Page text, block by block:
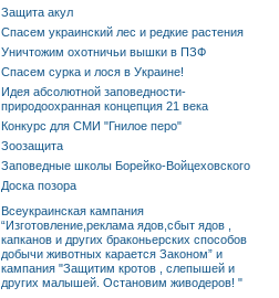
Защита акул
Спасем украинский лес и редкие растения
Уничтожим охотничьи вышки в ПЗФ
Спасем сурка и лося в Украине!
Идея абсолютной заповедности-
природоохранная концепция 21 века
Конкурс для СМИ "Гнилое перо"
Зоозащита
Заповедные школы Борейко-Войцеховского
Доска позора
Всеукраинская кампания
“Изготовление,реклама ядов,сбыт ядов ,
капканов и других браконьерских способов
добычи животных карается Законом” и
кампания "Защитим кротов , слепышей и
других малышей. Остановим живодеров! "